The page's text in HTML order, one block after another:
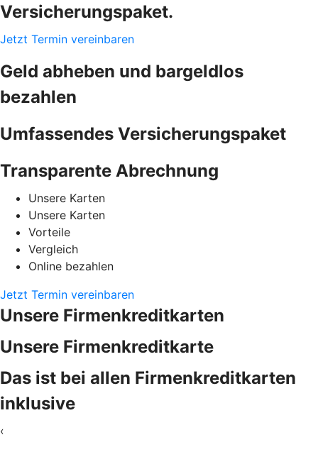
Versicherungspaket.
Jetzt Termin vereinbaren
Geld abheben und bargeldlos
bezahlen
Umfassendes Versicherungspaket
Transparente Abrechnung
Unsere Karten
Unsere Karten
Vorteile
Vergleich
Online bezahlen
Jetzt Termin vereinbaren
Unsere Firmenkreditkarten
Unsere Firmenkreditkarte
Das ist bei allen Firmenkreditkarten
inklusive
‹